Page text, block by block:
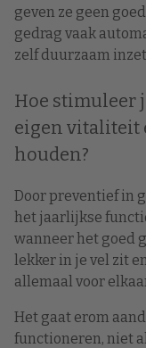
geven ze geen
gedrag vaak
zelf duurzaam
Hoe stimuleer
eigen vitaliteit
houden?
Door preventief in
het jaarlijkse
wanneer het goed
lekker in je vel zit
allemaal voor
Het gaat erom
functioneren, niet